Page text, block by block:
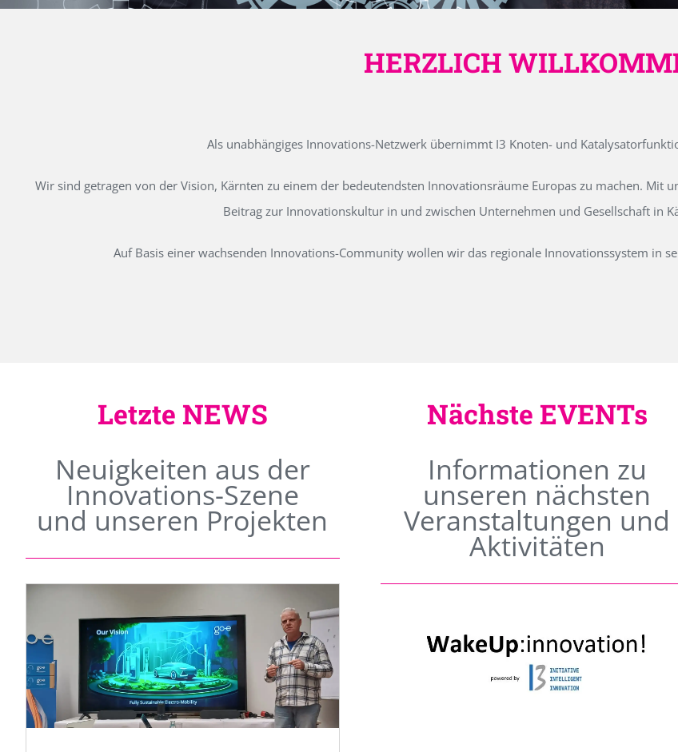
HERZLICH
Als unabhängiges Innovations-Netzwerk übernimmt I3 Knoten- und
Wir sind getragen von der Vision, Kärnten zu einem der bedeutendsten Innovationsräume Europas zu machen. Mit
Beitrag zur Innovationskultur in und zwischen Unternehmen und Gesellschaft in
Auf Basis einer wachsenden Innovations-Community wollen wir das regionale Innovationssystem in
Letzte NEWS
Neuigkeiten aus der
Innovations-Szene
und unseren Projekten
Nächste EVENTs
Informationen zu
unseren nächsten
Veranstaltungen und
Aktivitäten